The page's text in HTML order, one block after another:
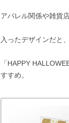
アパレル関係や雑貨
入ったデザインだと
「HAPPY
すすめ。